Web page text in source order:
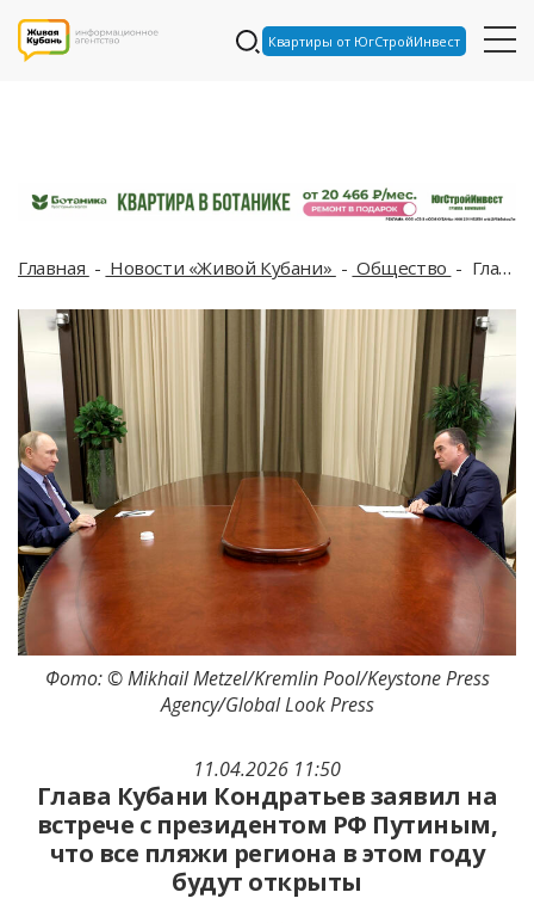
Квартиры от ЮгСтройИнвест
Главная Новости «Живой Кубани» Общество Глава Кубани Кондратьев заявил на встрече с президентом РФ Путиным, что все пляжи региона в этом году будут открыты
11.04.2026 11:50
Глава Кубани Кондратьев заявил на
встрече с президентом РФ Путиным,
что все пляжи региона в этом году
будут открыты
Фото: © Mikhail Metzel/Kremlin Pool/Keystone Press
Agency/Global Look Press